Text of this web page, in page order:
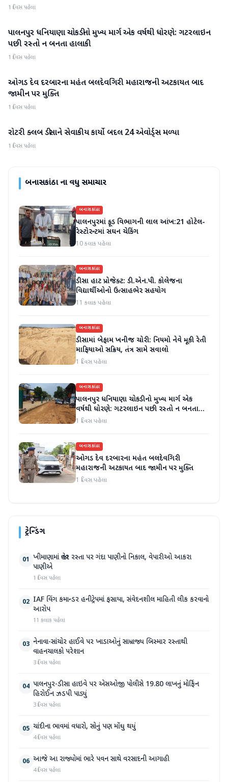
1 દિવસ પહેલા
બનાસકાંઠા
પાલનપુર ધનિયાણા ચોકડીનો મુખ્ય માર્ગ એક વર્ષથી ધોરણે: ગટરલાઇન
પછી રસ્તો ન બનતા હાલાકી
1 દિવસ પહેલા
બનાસકાંઠા
ઓગડ દેવ દરબારના મહંત બલદેવગિરી મહારાજની અટકાયત બાદ
જામીન પર મુક્તિ
1 દિવસ પહેલા
બનાસકાંઠા
રોટરી ક્લબ ડીસાને સેવાકીય કાર્યો બદલ 24 એવોર્ડ્સ મળ્યા
1 દિવસ પહેલા
બનાસકાંઠાના વધુ સમાચાર
બનાસકાંઠા
પાલનપુરમાં ફૂડ વિભાગની લાલ આંખ:21 હોટેલ-
રેસ્ટોરન્ટમાં સઘન ચેકિંગ
10 કલાક પહેલા
બનાસકાંઠા
ડીસા હાટ પ્રોજેક્ટ: ડી.એન.પી. કોલેજના
વિદ્યાર્થીઓનો ઉત્સાહભેર સહયોગ
11 કલાક પહેલા
બનાસકાંઠા
ડીસામાં બેફામ ખનીજ ચોરી: નિયમો નેવે મૂકી રેતી
માફિયાઓ સક્રિય, તંત્ર સામે સવાલો
1 દિવસ પહેલા
બનાસકાંઠા
પાલનપુર ધનિયાણા ચોકડીનો મુખ્ય માર્ગ એક
વર્ષથી ધોરણે: ગટરલાઇન પછી રસ્તો ન બનતા
હાલાકી
1 દિવસ પહેલા
બનાસકાંઠા
ઓગડ દેવ દરબારના મહંત બલદેવગિરી
મહારાજની અટકાયત બાદ જામીન પર મુક્તિ
1 દિવસ પહેલા
ટ્રેન્ડિંગ
01 ખીમાણામાં જાહેર રસ્તા પર ગંદા પાણીનો નિકાલ, વેપારીઓ આકરા
પાણીએ
1 દિવસ પહેલા
02 IAF વિંગ કમાન્ડર હનીટ્રેપમાં ફસાયા, સંવેદનશીલ માહિતી લીક કરવાનો
આરોપ
11 કલાક પહેલા
03 નેનાવા-સાંચોર હાઈવે પર ખાડાઓનું સામ્રાજ્ય બિસ્માર રસ્તાથી
વાહનચાલકો પરેશાન
3 દિવસ પહેલા
04 પાલનપુર-ડીસા હાઇવે પર એસઓજી પોલીસે 19.80 લાખનું મોર્ફિન
હિરોઈન ઝડપી પાડ્યું
3 દિવસ પહેલા
05 ચાંદીના ભાવમાં વધારો, સોનું પણ મોંઘુ થયું
4 દિવસ પહેલા
06 આજે આ રાજ્યોમાં ભારે પવન સાથે વરસાદની આગાહી
4 દિવસ પહેલા